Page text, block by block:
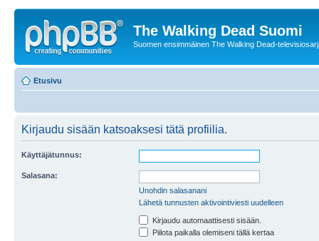
The Walking Dead Suomi
Suomen ensimmäinen The Walking Dead-
Etusivu
Kirjaudu sisään katsoaksesi tätä profiilia.
Käyttäjätunnus:
Salasana:
Unohdin salasanani
Lähetä tunnusten aktivointiviesti uudelleen
Kirjaudu automaattisesti sisään.
Piilota paikalla olemiseni tällä kertaa